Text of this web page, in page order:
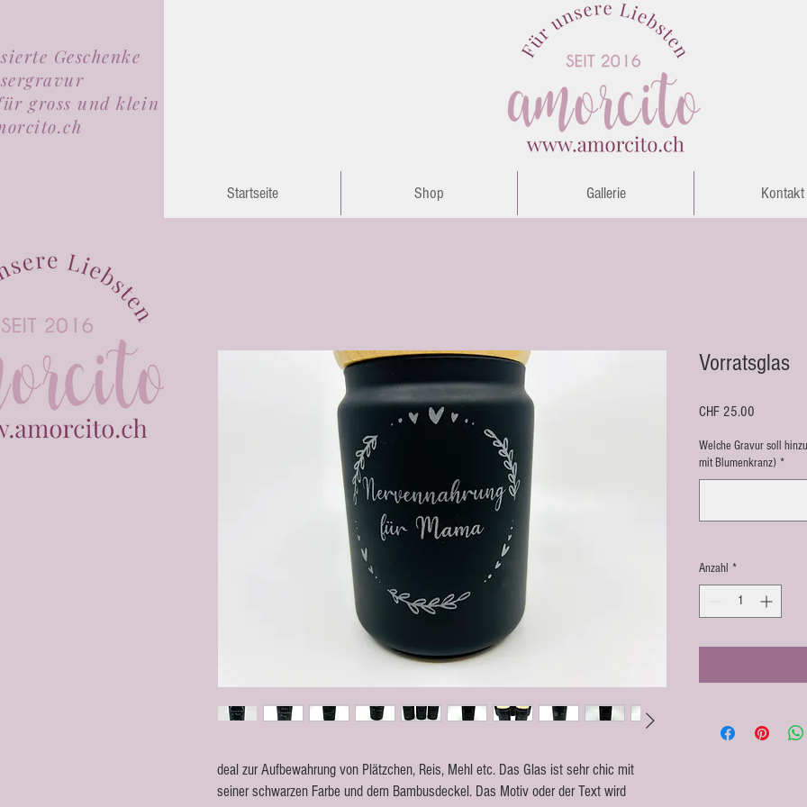
Geschenke
gross und klein
Startseite Shop Gallerie Kontakt
deal zur Aufbewahrung von Plätzchen, Reis, Mehl etc. Das Glas ist sehr chic mit
seiner schwarzen Farbe und dem Bambusdeckel. Das Motiv oder der Text wird
Vorratsglas
CHF 25.00
Welche Gravur soll
mit Blumenkranz) *
Anzahl *